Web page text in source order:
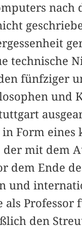
technische
fünfziger
und
Form
mit dem
dem Ende
und
als
den